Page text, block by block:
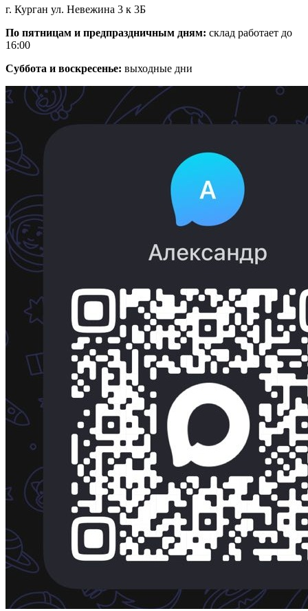
г. Курган ул. Невежина 3 к 3Б
По пятницам и предпраздничным дням: склад работает до
16:00
Суббота и воскресенье: выходные дни